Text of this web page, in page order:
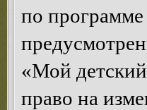
по
«Мой
право на